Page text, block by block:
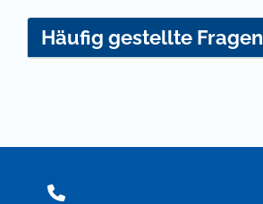
Häufig gestellte Fragen